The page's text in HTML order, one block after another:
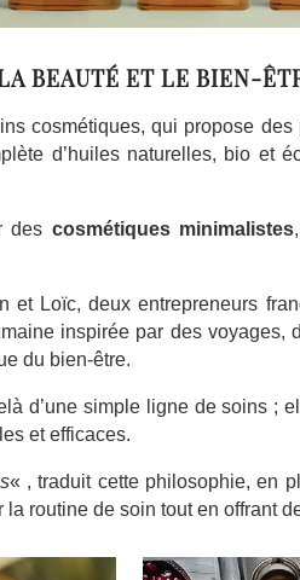
BEAUTÉ ET LE BIEN-
cosmétiques, qui propose
d’huiles naturelles, bio et
des cosmétiques minimalistes
Loïc, deux entrepreneurs
inspirée par des voyages,
du bien-être.
d’une simple ligne de soins ;
et efficaces.
s« , traduit cette philosophie, en
routine de soin tout en offrant